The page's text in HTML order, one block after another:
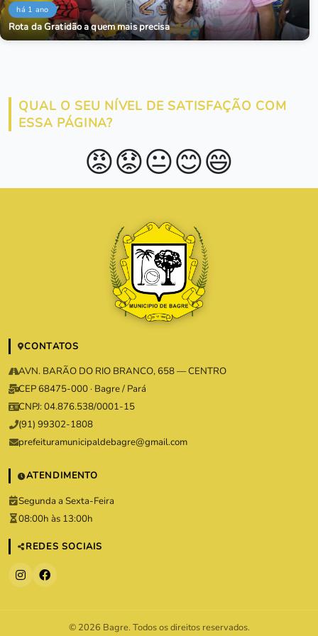
há 1 ano
Rota da Gratidão a quem mais precisa
QUAL O SEU NÍVEL DE SATISFAÇÃO COM
ESSA PÁGINA?
😡😟😐😊😄
CONTATOS
AVN. BARÃO DO RIO BRANCO, 658 — CENTRO
CEP 68475-000 · Bagre / Pará
CNPJ: 04.876.538/0001-15
(91) 99302-1808
prefeituramunicipaldebagre@gmail.com
ATENDIMENTO
Segunda a Sexta-Feira
08:00h às 13:00h
REDES SOCIAIS
© 2026 Bagre. Todos os direitos reservados.